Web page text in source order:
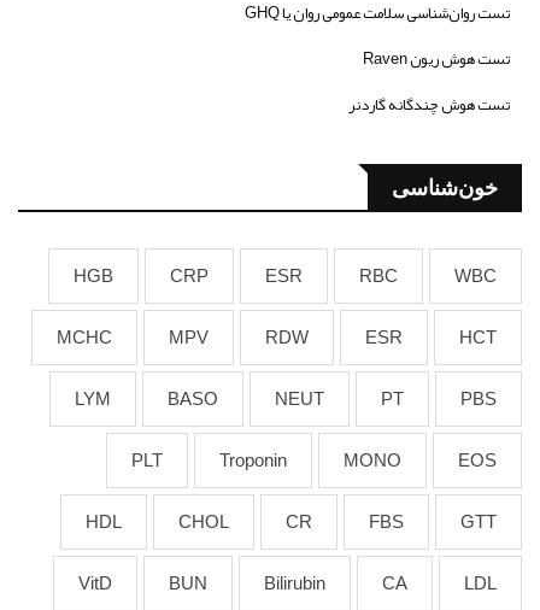
تست روان‌شناسی سلامت عمومی روان یا GHQ
تست هوش ریون Raven
تست هوش چندگانه گاردنر
خون‌شناسی
WBC
RBC
ESR
CRP
HGB
HCT
ESR
RDW
MPV
MCHC
PBS
PT
NEUT
BASO
LYM
EOS
MONO
Troponin
PLT
GTT
FBS
CR
CHOL
HDL
LDL
CA
Bilirubin
BUN
VitD